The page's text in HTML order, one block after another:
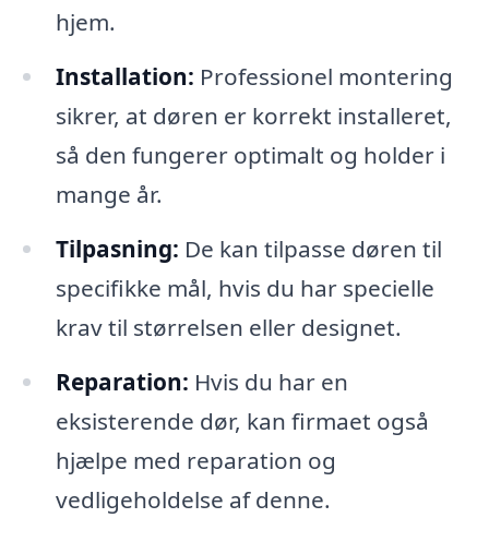
hjem.
Installation: Professionel montering
sikrer, at døren er korrekt installeret,
så den fungerer optimalt og holder i
mange år.
Tilpasning: De kan tilpasse døren til
specifikke mål, hvis du har specielle
krav til størrelsen eller designet.
Reparation: Hvis du har en
eksisterende dør, kan firmaet også
hjælpe med reparation og
vedligeholdelse af denne.